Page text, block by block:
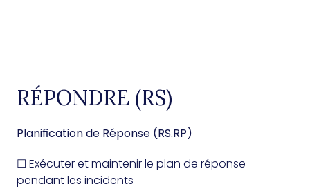
RÉPONDRE (RS)
Planification de Réponse (RS.RP)
☐ Exécuter et maintenir le plan de réponse
pendant les incidents